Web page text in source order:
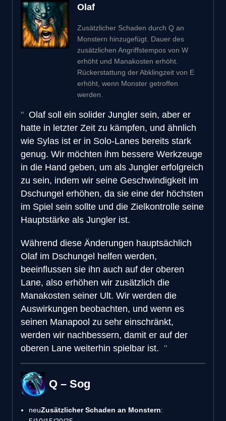
Olaf
Zusätzlicher Schaden durch Q an
Monstern hinzugefügt. Dauer des
zusätzlichen Angriffstempos von W
erhöht und Manakosten erhöht.
Rückerstattung der Abklingzeit von E
erhöht, wenn Monster getroffen
werden.
Olaf soll ein solider Jungler sein, aber er
hatte in letzter Zeit zu kämpfen, und ähnlich
wie Sylas ist er in Solo-Lanes bereits stark
genug. Wir möchten ihm bessere Werkzeuge
in die Hand geben, um als Jungler erfolgreich
zu sein, indem wir seine Geschwindigkeit im
Dschungel erhöhen, da sie eine der höchsten
im Spiel sein sollte und die Zielkontrolle seine
Hauptstärke als Jungler ist.
Während diese Änderungen hauptsächlich
Olaf im Dschungel helfen werden,
beeinflussen sie ihn auch auf der oberen
Lane, also erhöhen wir zusätzlich die
Manakosten seiner Ult. Wir werden die
Auswirkungen beobachten, und wenn es
seinen Manapool zu sehr einschränkt,
werden wir nachbessern, damit er auf der
oberen Lane weiterhin spielbar ist.
Q – Sog
neuZusätzlicher Schaden an Monstern: